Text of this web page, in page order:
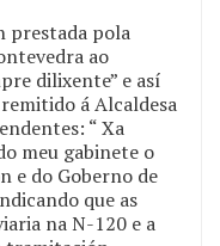
prestada pola
ao
dilixente” e así
á Alcaldesa
“ Xa
meu gabinete o
e do Goberno de
que as
na N-120 e a